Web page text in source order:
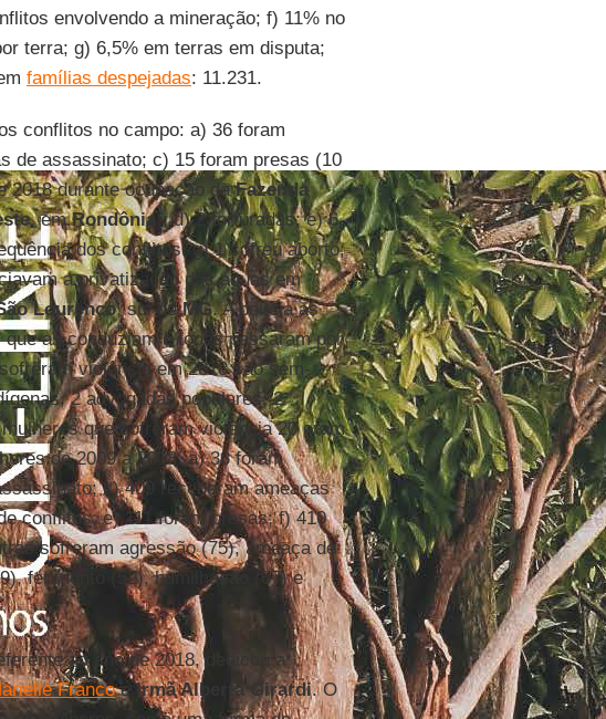
envolvendo a mineração; f) 11% no
terra; g) 6,5% em terras em disputa;
famílias despejadas: 11.231.
conflitos no campo: a) 36 foram
de assassinato; c) 15 foram presas (10
2018 durante ocupação daFazenda
, emRondônia); d) 2 torturadas; e) 6
dos conflitos. g) 1 sofreu aborto;
a privatização das águas em
Lourenço, sul deMG. A polícia as
as conduziam e todas passaram por
violência em 2018 são sem-
2 advogadas populares, 2
que sofreram violência 20 eram
de 2009 a 2018: a) 38 foram
c) 409 receberam ameaças
conflitos; e) 111 foram presas; f) 410
sofreram agressão (75), ameaça de
ferimento (52), humilhação (67) e
ao ano de 2018, dedicou a
FrancoeIrmã Alberta Girardi. O